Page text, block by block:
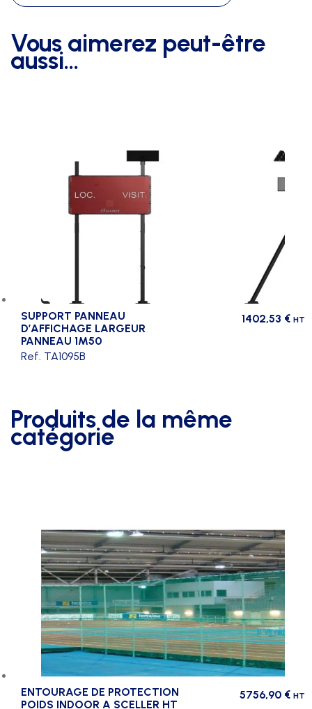
classic
solaire+pupitre
Vous aimerez peut-être
aussi…
SUPPORT PANNEAU
D’AFFICHAGE LARGEUR
PANNEAU 1M50
1402,53 € HT
Ref. TA1095B
Produits de la même
catégorie
ENTOURAGE DE PROTECTION
POIDS INDOOR A SCELLER HT
5756,90 € HT